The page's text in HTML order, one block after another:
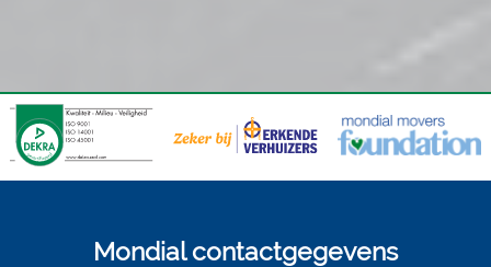
Mondial contactgegevens